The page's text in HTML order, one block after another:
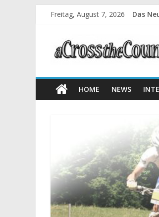
Freitag, August 7, 2026 Das
HOME NEWS